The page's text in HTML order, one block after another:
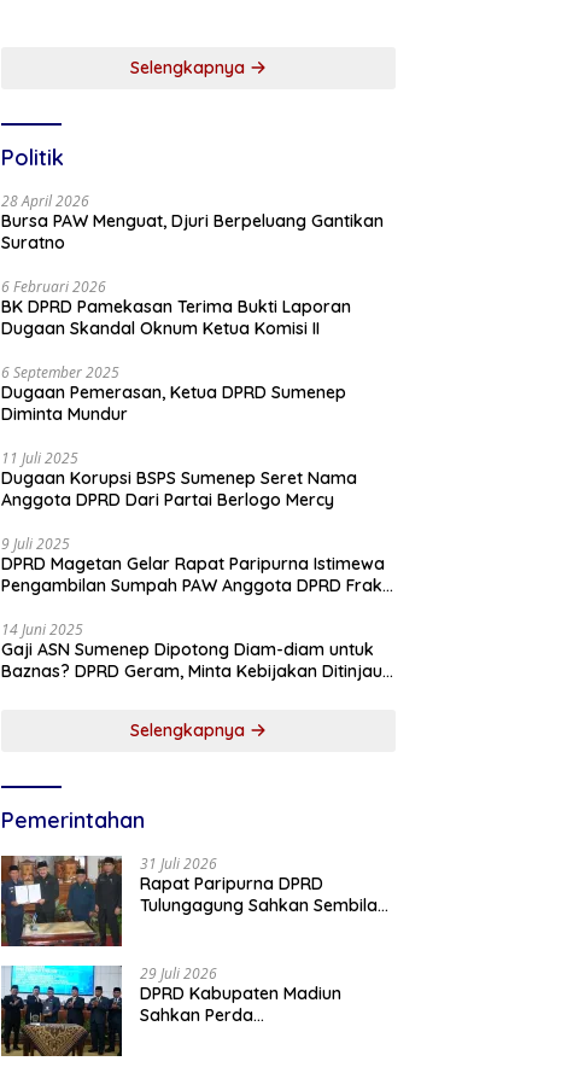
Selengkapnya
Politik
28 April 2026
Bursa PAW Menguat, Djuri Berpeluang Gantikan
Suratno
6 Februari 2026
BK DPRD Pamekasan Terima Bukti Laporan
Dugaan Skandal Oknum Ketua Komisi II
6 September 2025
Dugaan Pemerasan, Ketua DPRD Sumenep
Diminta Mundur
11 Juli 2025
Dugaan Korupsi BSPS Sumenep Seret Nama
Anggota DPRD Dari Partai Berlogo Mercy
9 Juli 2025
DPRD Magetan Gelar Rapat Paripurna Istimewa
Pengambilan Sumpah PAW Anggota DPRD Fraksi
14 Juni 2025
Gaji ASN Sumenep Dipotong Diam-diam untuk
Baznas? DPRD Geram, Minta Kebijakan Ditinjau
Selengkapnya
Pemerintahan
31 Juli 2026
Rapat Paripurna DPRD
Tulungagung Sahkan Sembilan
29 Juli 2026
DPRD Kabupaten Madiun
Sahkan Perda